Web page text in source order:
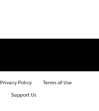
Privacy Policy
Terms of Use
Support Us